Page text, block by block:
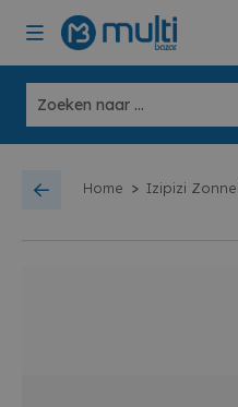
Home > Izipizi